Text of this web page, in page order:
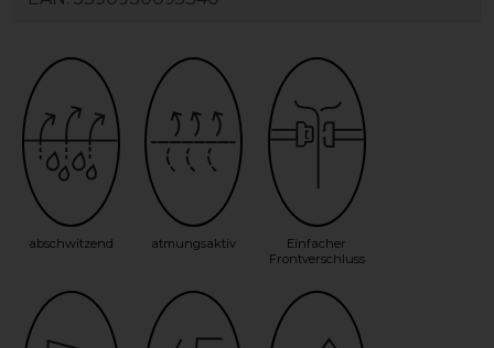
abschwitzend atmungsaktiv
Einfacher
Frontverschluss